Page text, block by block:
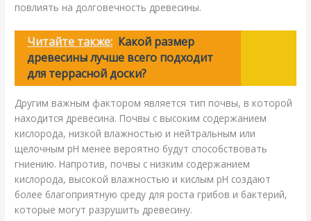
повлиять на долговечность древесины.
Читайте также: Какой размер
древесины лучше всего подходит
для террасной доски?
Другим важным фактором является тип почвы, в которой
находится древесина. Почвы с высоким содержанием
кислорода, низкой влажностью и нейтральным или
щелочным pH менее вероятно будут способствовать
гниению. Напротив, почвы с низким содержанием
кислорода, высокой влажностью и кислым pH создают
более благоприятную среду для роста грибов и бактерий,
которые могут разрушить древесину.